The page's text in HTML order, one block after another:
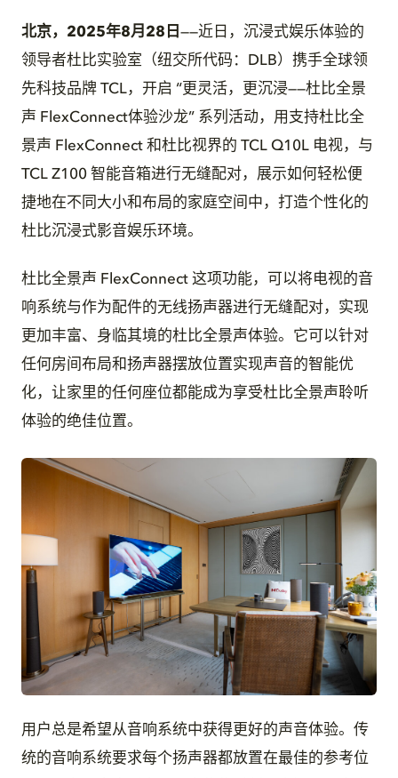
北京， 2025年8月 28 日 ——近日，沉浸式娱乐体验的
领导者杜比实验室（纽交所代码：DLB）携手全球领
先科技品牌 TCL，开启 “更灵活，更沉浸——杜比全景
声 FlexConnect体验沙龙” 系列活动，用支持杜比全
景声 FlexConnect 和杜比视界的 TCL Q10L 电视，与
TCL Z100 智能音箱进行无缝配对，展示如何轻松便
捷地在不同大小和布局的家庭空间中，打造个性化的
杜比沉浸式影音娱乐环境。
杜比全景声 FlexConnect 这项功能，可以将电视的音
响系统与作为配件的无线扬声器进行无缝配对，实现
更加丰富、身临其境的杜比全景声体验。它可以针对
任何房间布局和扬声器摆放位置实现声音的智能优
化，让家里的任何座位都能成为享受杜比全景声聆听
体验的绝佳位置。
JPG
用户总是希望从音响系统中获得更好的声音体验。传
统的音响系统要求每个扬声器都放置在最佳的参考位